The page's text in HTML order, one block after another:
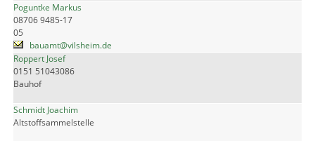
Poguntke Markus
08706 9485-17
05
bauamt@vilsheim.de
Roppert Josef
0151 51043086
Bauhof
Schmidt Joachim
Altstoffsammelstelle